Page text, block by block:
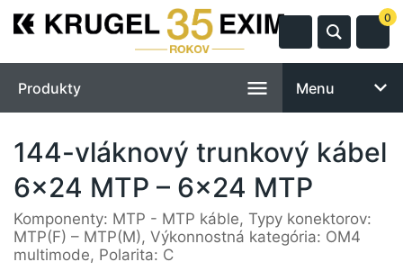
0
Produkty Menu
144-vláknový trunkový kábel
6x24 MTP – 6x24 MTP
Komponenty: MTP - MTP káble, Typy konektorov:
MTP(F) – MTP(M), Výkonnostná kategória: OM4
multimode, Polarita: C